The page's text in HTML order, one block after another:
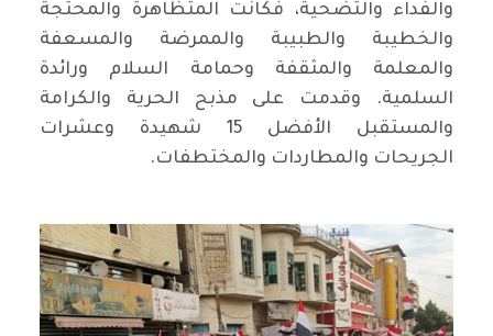
والفداء والتضحية، فكانت المتظاهرة والمحتجة
والخطيبة والطبيبة والممرضة والمسعفة
والمعلمة والمثقفة وحمامة السلام ورائدة
السلمية. وقدمت على مذبح الحرية والكرامة
والمستقبل الأفضل 15 شهيدة وعشرات
الجريحات والمطاردات والمختطفات.